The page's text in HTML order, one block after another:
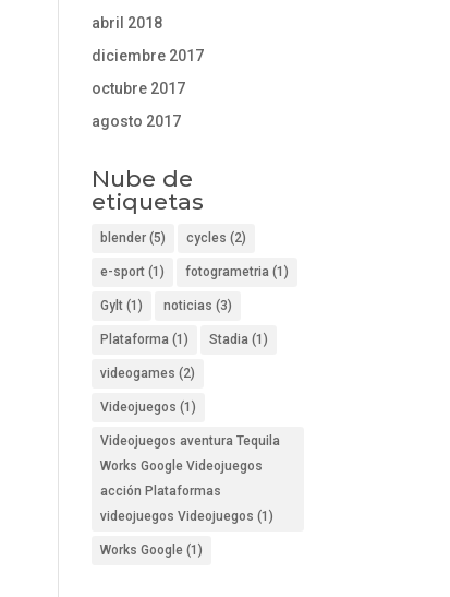
abril 2018
diciembre 2017
octubre 2017
agosto 2017
Nube de
etiquetas
blender (5) cycles (2)
e-sport (1) fotogrametria (1)
Gylt (1) noticias (3)
Plataforma (1) Stadia (1)
videogames (2)
Videojuegos (1)
Videojuegos aventura Tequila
Works Google Videojuegos
acción Plataformas
videojuegos Videojuegos (1)
Works Google (1)